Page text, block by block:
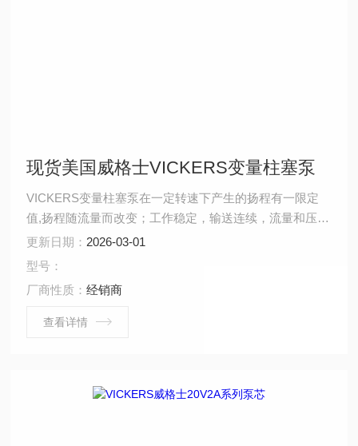
现货美国威格士VICKERS变量柱塞泵
VICKERS变量柱塞泵在一定转速下产生的扬程有一限定
值,扬程随流量而改变；工作稳定，输送连续，流量和压力
无脉动；一般无自吸能力，需要将泵先灌满液体或将管路
抽成真空后才能开始工作
更新日期： 2026-03-01
型号：
厂商性质：经销商
查看详情